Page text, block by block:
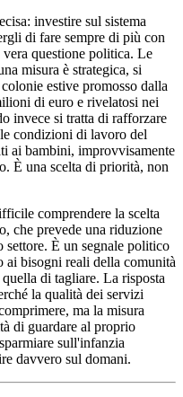
investire sul sistema
di fare sempre di più con
vera questione politica. Le
misura è strategica, si
estive promosso dalla
di euro e rivelatosi nei
invece si tratta di rafforzare
condizioni di lavoro del
ai bambini, improvvisamente
È una scelta di priorità, non
comprendere la scelta
che prevede una riduzione
settore. È un segnale politico
ai bisogni reali della comunità
di tagliare. La risposta
la qualità dei servizi
ma la misura
di guardare al proprio
sull'infanzia
davvero sul domani.